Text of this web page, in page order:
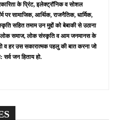
के प्रिंट, इलेक्ट्रॉनिक व सोशल
पर सामाजिक, आर्थिक, राजनैतिक, धार्मिक,
सहित तमाम उन मुद्दों को बेबाकी से उठाना
लोक समाज, लोक संस्कृति व आम जनमानस के
व हर उस सकारात्मक पहलु की बात करना जो
जन हिताय हो.